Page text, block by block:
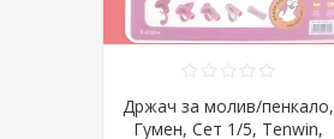
Држач за молив/пенкало,
Гумен, Сет 1/5, Tenwin,